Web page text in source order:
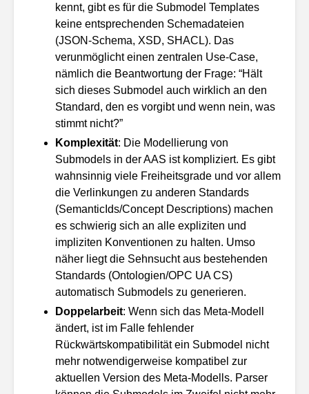
kennt, gibt es für die Submodel Templates
keine entsprechenden Schemadateien
(JSON-Schema, XSD, SHACL). Das
verunmöglicht einen zentralen Use-Case,
nämlich die Beantwortung der Frage: “Hält
sich dieses Submodel auch wirklich an den
Standard, den es vorgibt und wenn nein, was
stimmt nicht?”
Komplexität: Die Modellierung von
Submodels in der AAS ist kompliziert. Es gibt
wahnsinnig viele Freiheitsgrade und vor allem
die Verlinkungen zu anderen Standards
(SemanticIds/Concept Descriptions) machen
es schwierig sich an alle expliziten und
impliziten Konventionen zu halten. Umso
näher liegt die Sehnsucht aus bestehenden
Standards (Ontologien/OPC UA CS)
automatisch Submodels zu generieren.
Doppelarbeit: Wenn sich das Meta-Modell
ändert, ist im Falle fehlender
Rückwärtskompatibilität ein Submodel nicht
mehr notwendigerweise kompatibel zur
aktuellen Version des Meta-Modells. Parser